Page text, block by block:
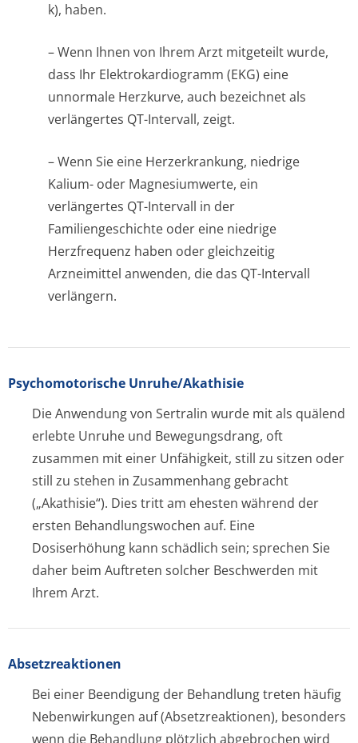
k), haben.
– Wenn Ihnen von Ihrem Arzt mitgeteilt wurde,
dass Ihr Elektrokardiogramm (EKG) eine
unnormale Herzkurve, auch bezeichnet als
verlängertes QT-Intervall, zeigt.
– Wenn Sie eine Herzerkrankung, niedrige
Kalium- oder Magnesiumwerte, ein
verlängertes QT-Intervall in der
Familiengeschichte oder eine niedrige
Herzfrequenz haben oder gleichzeitig
Arzneimittel anwenden, die das QT-Intervall
verlängern.
Psychomotorische Unruhe/Akathisie
Die Anwendung von Sertralin wurde mit als quälend
erlebte Unruhe und Bewegungsdrang, oft
zusammen mit einer Unfähigkeit, still zu sitzen oder
still zu stehen in Zusammenhang gebracht
(„Akathisie“). Dies tritt am ehesten während der
ersten Behandlungswochen auf. Eine
Dosiserhöhung kann schädlich sein; sprechen Sie
daher beim Auftreten solcher Beschwerden mit
Ihrem Arzt.
Absetzreaktionen
Bei einer Beendigung der Behandlung treten häufig
Nebenwirkungen auf (Absetzreaktionen), besonders
wenn die Behandlung plötzlich abgebrochen wird